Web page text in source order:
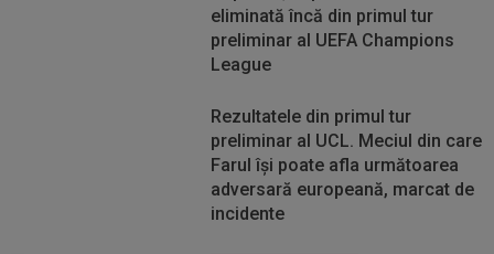
eliminată încă din primul tur
preliminar al UEFA Champions
League
Rezultatele din primul tur
preliminar al UCL. Meciul din care
Farul își poate afla următoarea
adversară europeană, marcat de
incidente